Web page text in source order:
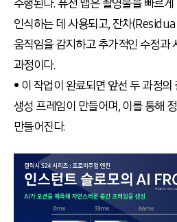
수행된다. 퓨전 맵은 촬영물을 빠르
인식하는 데 사용되고, 잔차
움직임을 감지하고 추가적인 수정과
과정이다.
• 이 작업이 완료되면 앞선 두 과정
생성 프레임이 만들어며, 이를 통해
만들어진다.